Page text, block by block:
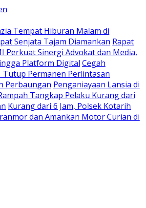
Tempat Hiburan Malam di
Senjata Tajam Diamankan Rapat
Perkuat Sinergi Advokat dan Media,
Platform Digital Cegah
Tutup Permanen Perlintasan
Perbaungan Penganiayaan Lansia di
Tangkap Pelaku Kurang dari
Kurang dari 6 Jam, Polsek Kotarih
dan Amankan Motor Curian di